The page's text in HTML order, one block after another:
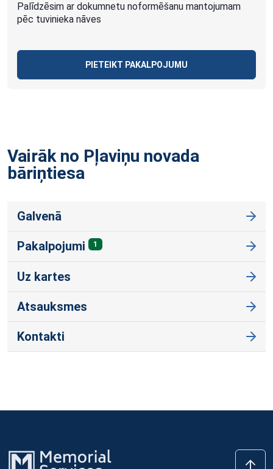
Palīdzēsim ar dokumnetu noformēšanu mantojumam
pēc tuvinieka nāves
PIETEIKT PAKALPOJUMU
Vairāk no Pļaviņu novada
bāriņtiesa
Galvenā
Pakalpojumi 1
Uz kartes
Atsauksmes
Kontakti